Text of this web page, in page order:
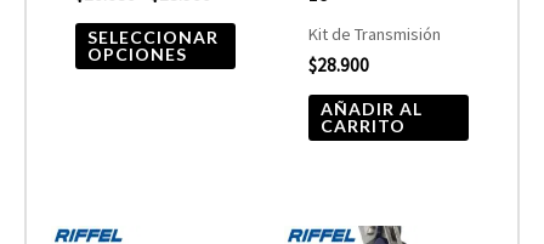
SELECCIONAR
OPCIONES
en
la
Kit de Transmisión
$28.900
AÑADIR AL
CARRITO